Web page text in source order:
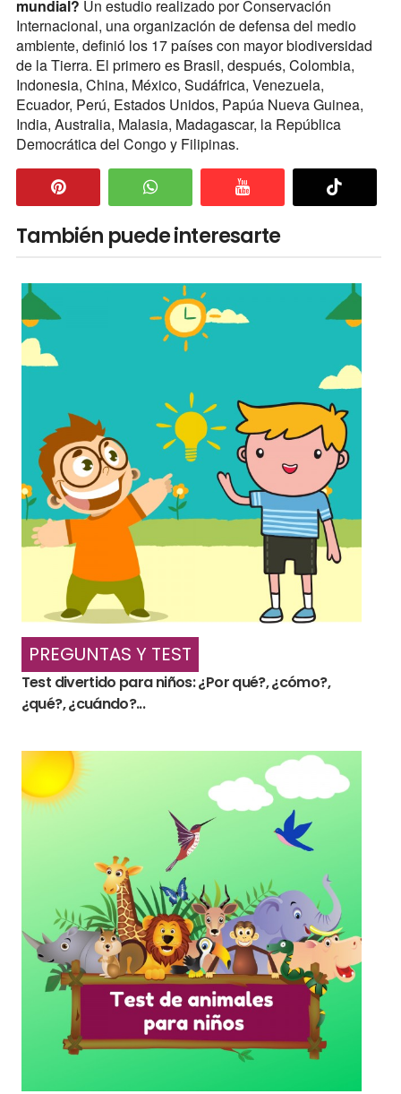
mundial? Un estudio realizado por Conservación
Internacional, una organización de defensa del medio
ambiente, definió los 17 países con mayor biodiversidad
de la Tierra. El primero es Brasil, después, Colombia,
Indonesia, China, México, Sudáfrica, Venezuela,
Ecuador, Perú, Estados Unidos, Papúa Nueva Guinea,
India, Australia, Malasia, Madagascar, la República
Democrática del Congo y Filipinas.
También puede interesarte
PREGUNTAS Y TEST
Test divertido para niños: ¿Por qué?, ¿cómo?,
¿qué?, ¿cuándo?...